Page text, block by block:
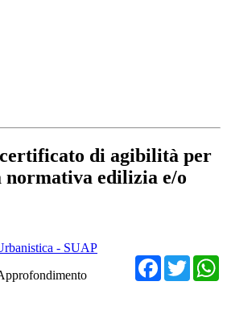
di agibilità per
normativa edilizia e/o
- SUAP